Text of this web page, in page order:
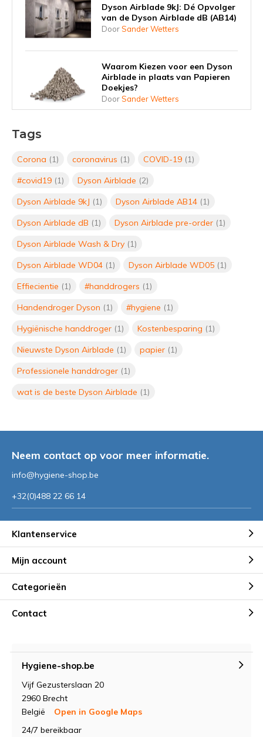
Dyson Airblade 9kJ: Dé Opvolger
van de Dyson Airblade dB (AB14)
DoorSander Wetters
Waarom Kiezen voor een Dyson
Airblade in plaats van Papieren
Doekjes?
DoorSander Wetters
DoorSander Wetters
Efficiënt, Duurzaam en
DoorSander Wetters
Op zoek naar de Beste
Handdroger van 2024: Een Gids
voor Hygiëne en Efficiëntie
Sander Wetters
Handdrogers na COVID19
DoorSander Wetters
Tags
Corona (1) coronavirus (1) COVID-19 (1)
#covid19 (1) Dyson Airblade (2)
Dyson Airblade 9kJ (1) Dyson Airblade AB14 (1)
Dyson Airblade dB (1) Dyson Airblade pre-order (1)
Dyson Airblade Wash & Dry (1)
Dyson Airblade WD04 (1) Dyson Airblade WD05 (1)
Effiecientie (1) #handdrogers (1)
Handendroger Dyson (1) #hygiene (1)
Hygiënische handdroger (1) Kostenbesparing (1)
Nieuwste Dyson Airblade (1) papier (1)
Professionele handdroger (1)
wat is de beste Dyson Airblade (1)
Neem contact op voor meer informatie.
info@hygiene-shop.be
+32(0)488 22 66 14
Klantenservice
Mijn account
Categorieën
Contact
Hygiene-shop.be
Vijf Gezusterslaan 20
2960 Brecht
België
Open in Google Maps
24/7 bereikbaar